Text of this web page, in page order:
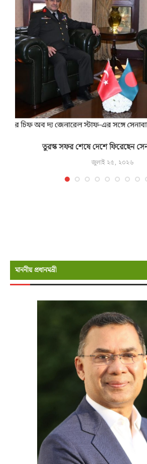
তুরস্ক সফর শেষে দেশে ফিরেছেন
জুলাই ২৫, ২০২৬
মাননীয় প্রধানমন্রী